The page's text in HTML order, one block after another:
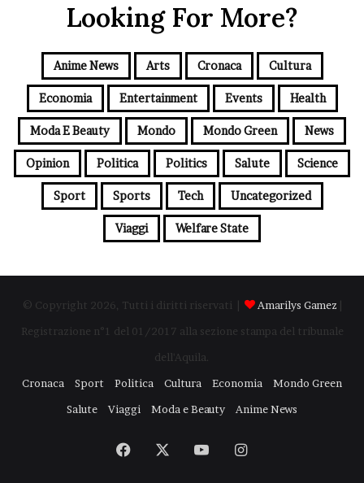
Looking For More?
Anime News Arts Cronaca Cultura
Economia Entertainment Events Health
Moda E Beauty Mondo Mondo Green News
Opinion Politica Politics Salute Science
Sport Sports Tech Uncategorized
Viaggi Welfare State
© Copyright 2026, Tutti i diritti riservati | Amarilys Gamez
Registrazione n°1 del 01/2017 alla sezione stampa del tribunale
dell'Aquila.
Cronaca
Sport Politica Cultura Economia
Mondo Green
Salute
Viaggi Moda e Beauty Anime News
Facebook You Instagram